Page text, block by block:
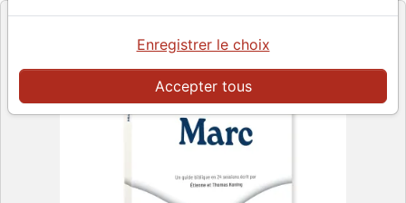
Accepter tous
Enregistrer le choix